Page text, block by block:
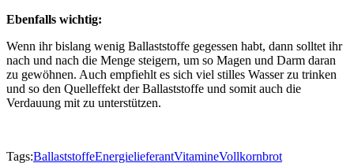
Ebenfalls wichtig:
Wenn ihr bislang wenig Ballaststoffe gegessen habt, dann solltet ihr
nach und nach die Menge steigern, um so Magen und Darm daran
zu gewöhnen. Auch empfiehlt es sich viel stilles Wasser zu trinken
und so den Quelleffekt der Ballaststoffe und somit auch die
Verdauung mit zu unterstützen.
Tags:BallaststoffeEnergielieferantVitamineVollkornbrot